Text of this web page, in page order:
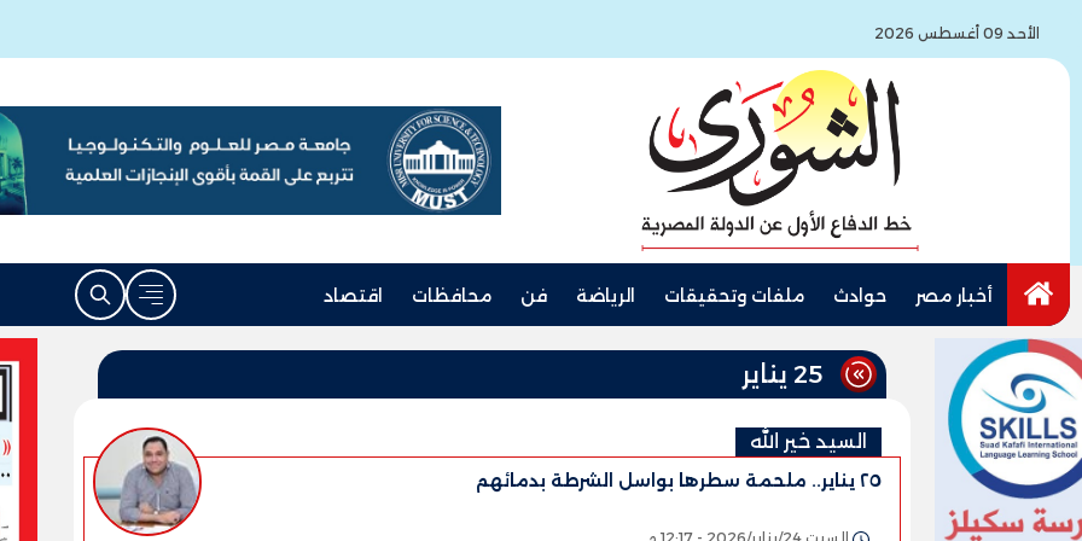
الأحد 09 أغسطس 2026
أخبار مصر حوادث ملفات وتحقيقات الرياضة فن محافظات اقتصاد
25 يناير
السيد خير الله
٢٥ يناير.. ملحمة سطرها بواسل الشرطة بدمائهم